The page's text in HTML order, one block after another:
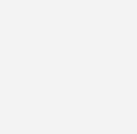
Newsletter bin ich damit einverstanden, über
Online-Angebote
KG
widerrufen und eine Abmeldung ist
zum Umgang mit Daten finden Sie